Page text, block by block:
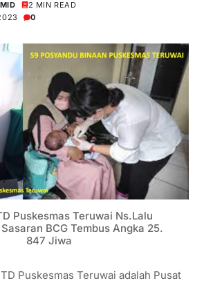
2 MIN READ
0
Puskesmas Teruwai Ns.Lalu
BCG Tembus Angka 25.
847 Jiwa
Puskesmas Teruwai adalah Pusat